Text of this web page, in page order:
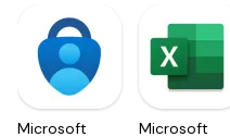
Microsoft
Microsoft